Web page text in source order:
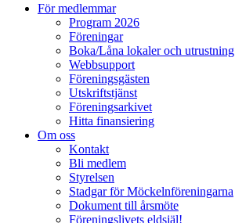
För medlemmar
Program 2026
Föreningar
Boka/Låna lokaler och utrustning
Webbsupport
Föreningsgästen
Utskriftstjänst
Föreningsarkivet
Hitta finansiering
Om oss
Kontakt
Bli medlem
Styrelsen
Stadgar för Möckelnföreningarna
Dokument till årsmöte
Föreningslivets eldsjäl!